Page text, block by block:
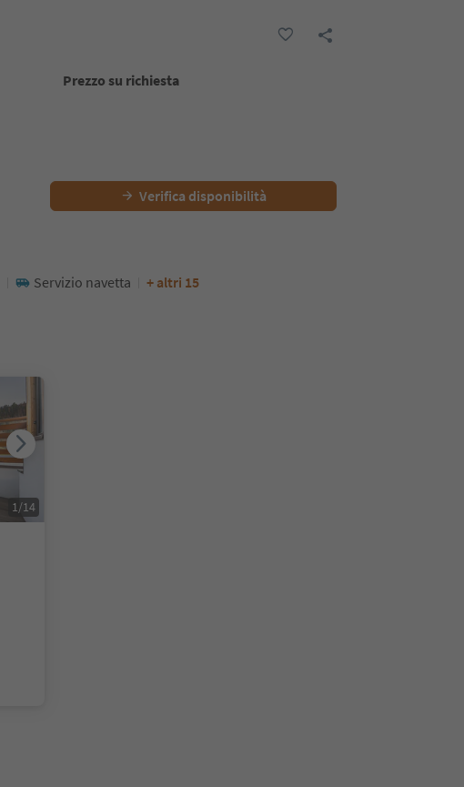
Prezzo su richiesta
Verifica disponibilità
Servizio navetta + altri 15
1/14